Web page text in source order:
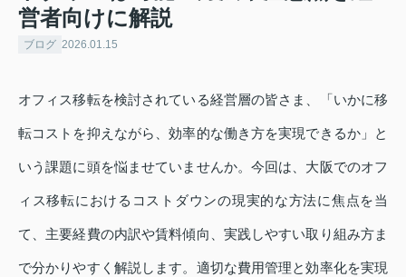
営者向けに解説
ブログ 2026.01.15
オフィス移転を検討されている経営層の皆さま、「いかに移
転コストを抑えながら、効率的な働き方を実現できるか」と
いう課題に頭を悩ませていませんか。今回は、大阪でのオフ
ィス移転におけるコストダウンの現実的な方法に焦点を当
て、主要経費の内訳や賃料傾向、実践しやすい取り組み方ま
で分かりやすく解説します。適切な費用管理と効率化を実現